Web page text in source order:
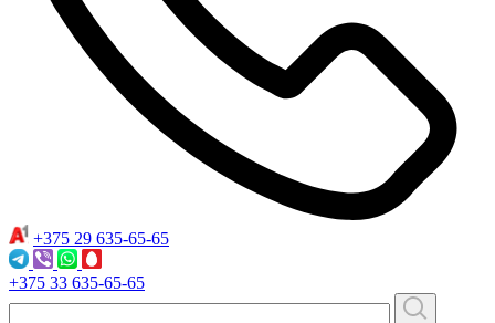
+375 29 635-65-65
+375 33 635-65-65